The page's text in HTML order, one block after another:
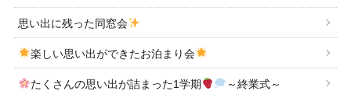
思い出に残った同窓会
楽しい思い出ができたお泊まり会
たくさんの思い出が詰まった1学期 ～終業式～